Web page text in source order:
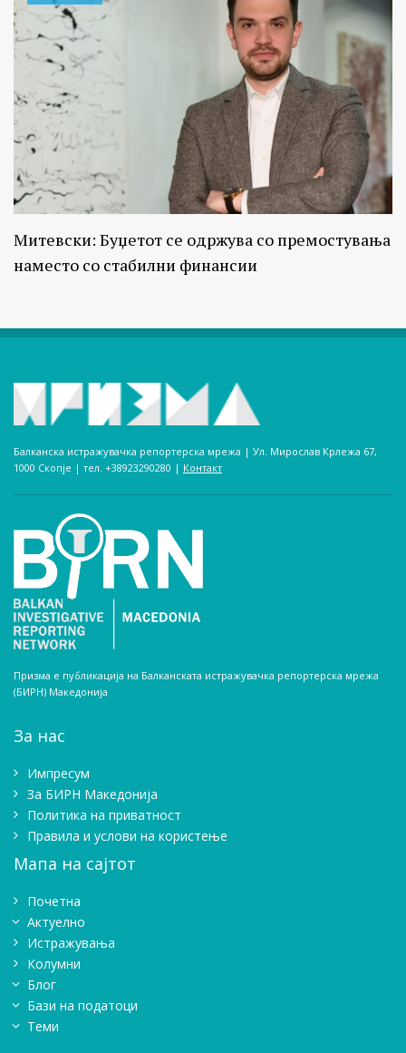
Митевски: Буџетот се одржува со премостувања
наместо со стабилни финансии
Балканска истражувачка репортерска мрежа | Ул. Мирослав Крлежа 67,
1000 Скопје | тел. +38923290280­ | Контакт
Призма е публикација на Балканската истражувачка репортерска мрежа
(БИРН) Македонија
За нас
Импресум
Зa БИРН Македонија
Политика на приватност
Правила и услови на користење
Мапа на сајтот
Почетна
Актуелно
Истражувањa
Колумни
Блог
Бази на податоци
Теми